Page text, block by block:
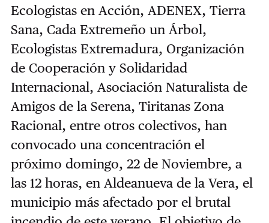
Ecologistas en Acción, ADENEX, Tierra
Sana, Cada Extremeño un Árbol,
Ecologistas Extremadura, Organización
de Cooperación y Solidaridad
Internacional, Asociación Naturalista de
Amigos de la Serena, Tiritanas Zona
Racional, entre otros colectivos, han
convocado una concentración el
próximo domingo, 22 de Noviembre, a
las 12 horas, en Aldeanueva de la Vera, el
municipio más afectado por el brutal